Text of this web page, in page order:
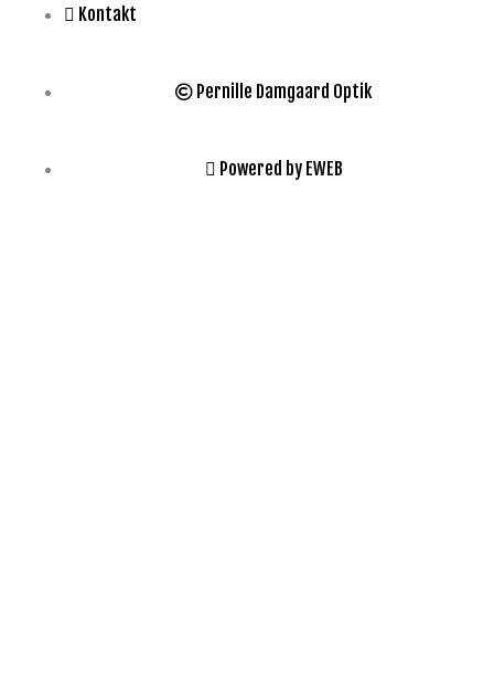
Kontakt
Pernille Damgaard Optik
Powered by EWEB